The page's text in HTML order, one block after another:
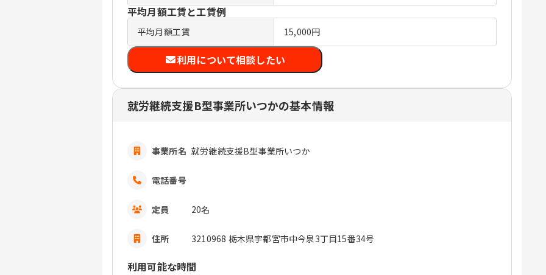
平均月額工賃と工賃例
平均月額工賃 15,000円
利用について相談したい
就労継続支援B型事業所いつかの基本情報
事業所名 就労継続支援B型事業所いつか
電話番号
定員 20名
住所 3210968 栃木県宇都宮市中今泉3丁目15番34号
利用可能な時間